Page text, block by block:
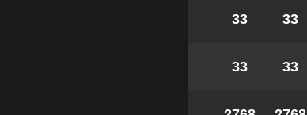
33
33
33
33